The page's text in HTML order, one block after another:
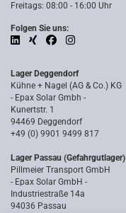
Freitags: 08:00 - 16:00 Uhr
Folgen Sie uns:
Lager Deggendorf
Kühne + Nagel (AG & Co.) KG
- Epax Solar Gmbh -
Kunertstr. 1
94469 Deggendorf
+49 (0) 9901 9499 817
Lager Passau (Gefahrgutlager)
Pillmeier Transport GmbH
- Epax Solar GmbH -
Industriestraße 14a
94036 Passau